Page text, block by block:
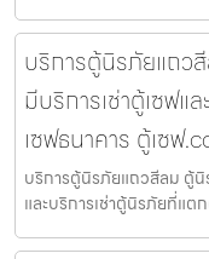
บริการตู้นิรภัยแถว
มีบริการเช่าตู้เซฟแ
เซฟธนาคาร ตู้เซฟ
บริการตู้นิรภัยแถวสีลม ตู้นิ
และบริการเช่าตู้นิรภัยที่แต